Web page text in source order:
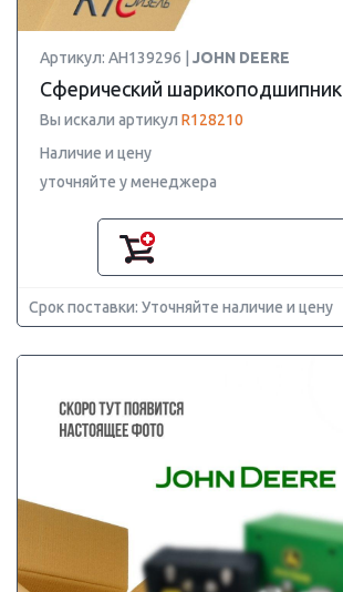
Артикул: AH139296 | JOHN DEERE
Сферический шарикоподшипник
Вы искали артикул R128210
Наличие и цену
уточняйте у менеджера
Срок поставки: Уточняйте наличие и цену